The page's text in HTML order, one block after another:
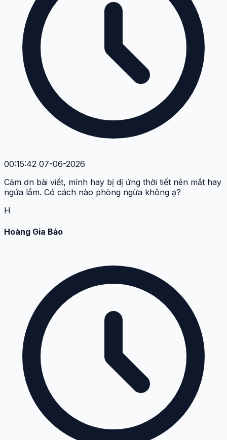
00:15:42 07-06-2026
Cảm ơn bài viết, mình hay bị dị ứng thời tiết nên mắt hay
ngứa lắm. Có cách nào phòng ngừa không ạ?
H
Hoàng Gia Bảo